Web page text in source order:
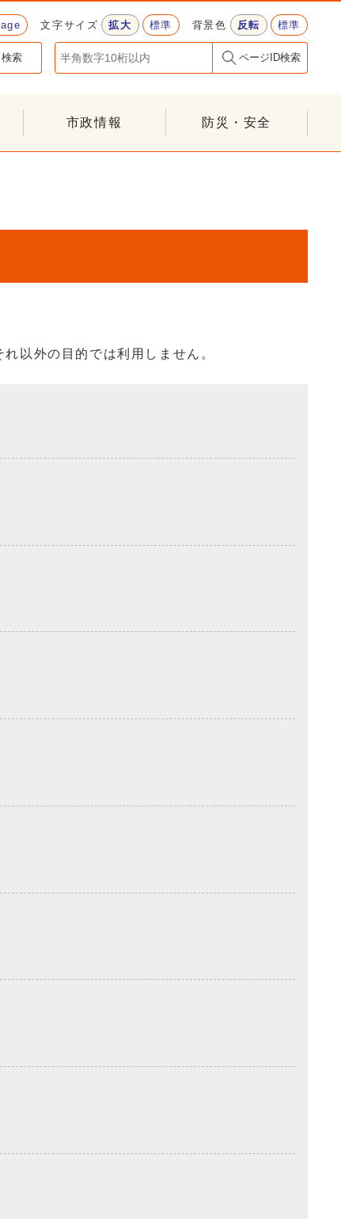
文字サイズ 拡大 標準 背景色 反転 標準
検索 ページID検索
市政情報 防災・安全
以外の目的では利用しません。